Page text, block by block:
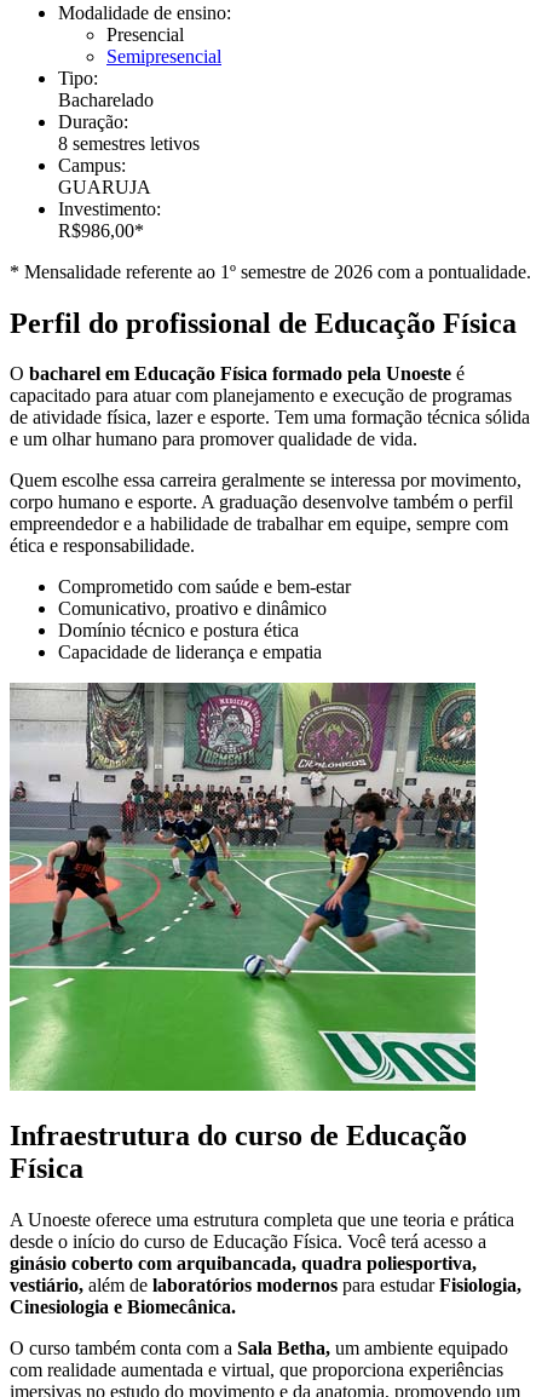
Modalidade de ensino:
Presencial
Semipresencial
Tipo:
Bacharelado
Duração:
8 semestres letivos
Campus:
GUARUJA
Investimento:
R$986,00*
* Mensalidade referente ao 1º semestre de 2026 com a pontualidade.
Perfil do profissional de Educação Física
O bacharel em Educação Física formado pela Unoeste é
capacitado para atuar com planejamento e execução de programas
de atividade física, lazer e esporte. Tem uma formação técnica sólida
e um olhar humano para promover qualidade de vida.
Quem escolhe essa carreira geralmente se interessa por movimento,
corpo humano e esporte. A graduação desenvolve também o perfil
empreendedor e a habilidade de trabalhar em equipe, sempre com
ética e responsabilidade.
Comprometido com saúde e bem-estar
Comunicativo, proativo e dinâmico
Domínio técnico e postura ética
Capacidade de liderança e empatia
Infraestrutura do curso de Educação
Física
A Unoeste oferece uma estrutura completa que une teoria e prática
desde o início do curso de Educação Física. Você terá acesso a
ginásio coberto com arquibancada, quadra poliesportiva,
vestiário, além de laboratórios modernos para estudarFisiologia,
Cinesiologia e Biomecânica.
O curso também conta com a Sala Betha, um ambiente equipado
com realidade aumentada e virtual, que proporciona experiências
imersivas no estudo do movimento e da anatomia, promovendo um